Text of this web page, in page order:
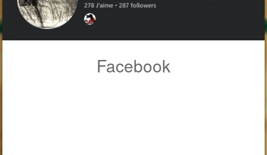
Facebook